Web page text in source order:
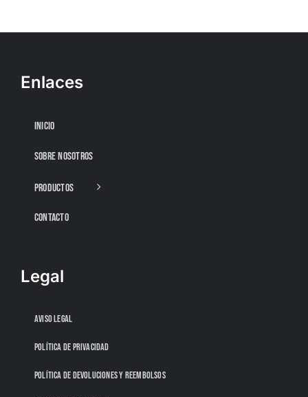
Enlaces
INICIO
SOBRE NOSOTROS
PRODUCTOS
CONTACTO
Legal
AVISO LEGAL
POLÍTICA DE PRIVACIDAD
POLÍTICA DE DEVOLUCIONES Y REEMBOLSOS